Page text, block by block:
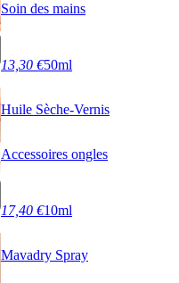
Soin des mains
13,30 €50ml
Huile Sèche-Vernis
Accessoires ongles
17,40 €10ml
Mavadry Spray